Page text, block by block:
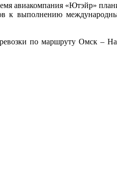
авиакомпания «Ютэйр»
к выполнению
по маршруту Омск –